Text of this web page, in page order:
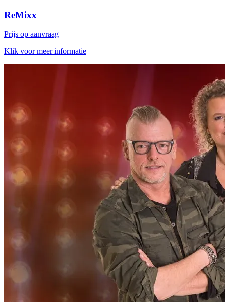
ReMixx
Prijs op aanvraag
Klik voor meer informatie